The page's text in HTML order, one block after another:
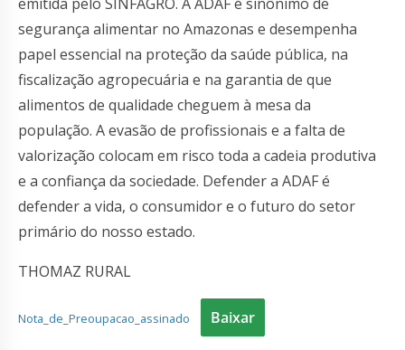
segurança alimentar no Amazonas e desempenha
papel essencial na proteção da saúde pública, na
fiscalização agropecuária e na garantia de que
alimentos de qualidade cheguem à mesa da
população. A evasão de profissionais e a falta de
valorização colocam em risco toda a cadeia produtiva
e a confiança da sociedade. Defender a ADAF é
defender a vida, o consumidor e o futuro do setor
primário do nosso estado.
THOMAZ RURAL
Nota_de_Preoupacao_assinado Baixar